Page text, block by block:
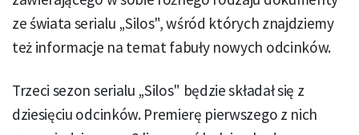
ze świata serialu „Silos", wśród których znajdziemy
też informacje na temat fabuły nowych odcinków.
Trzeci sezon serialu „Silos" będzie składał się z
dziesięciu odcinków. Premierę pierwszego z nich